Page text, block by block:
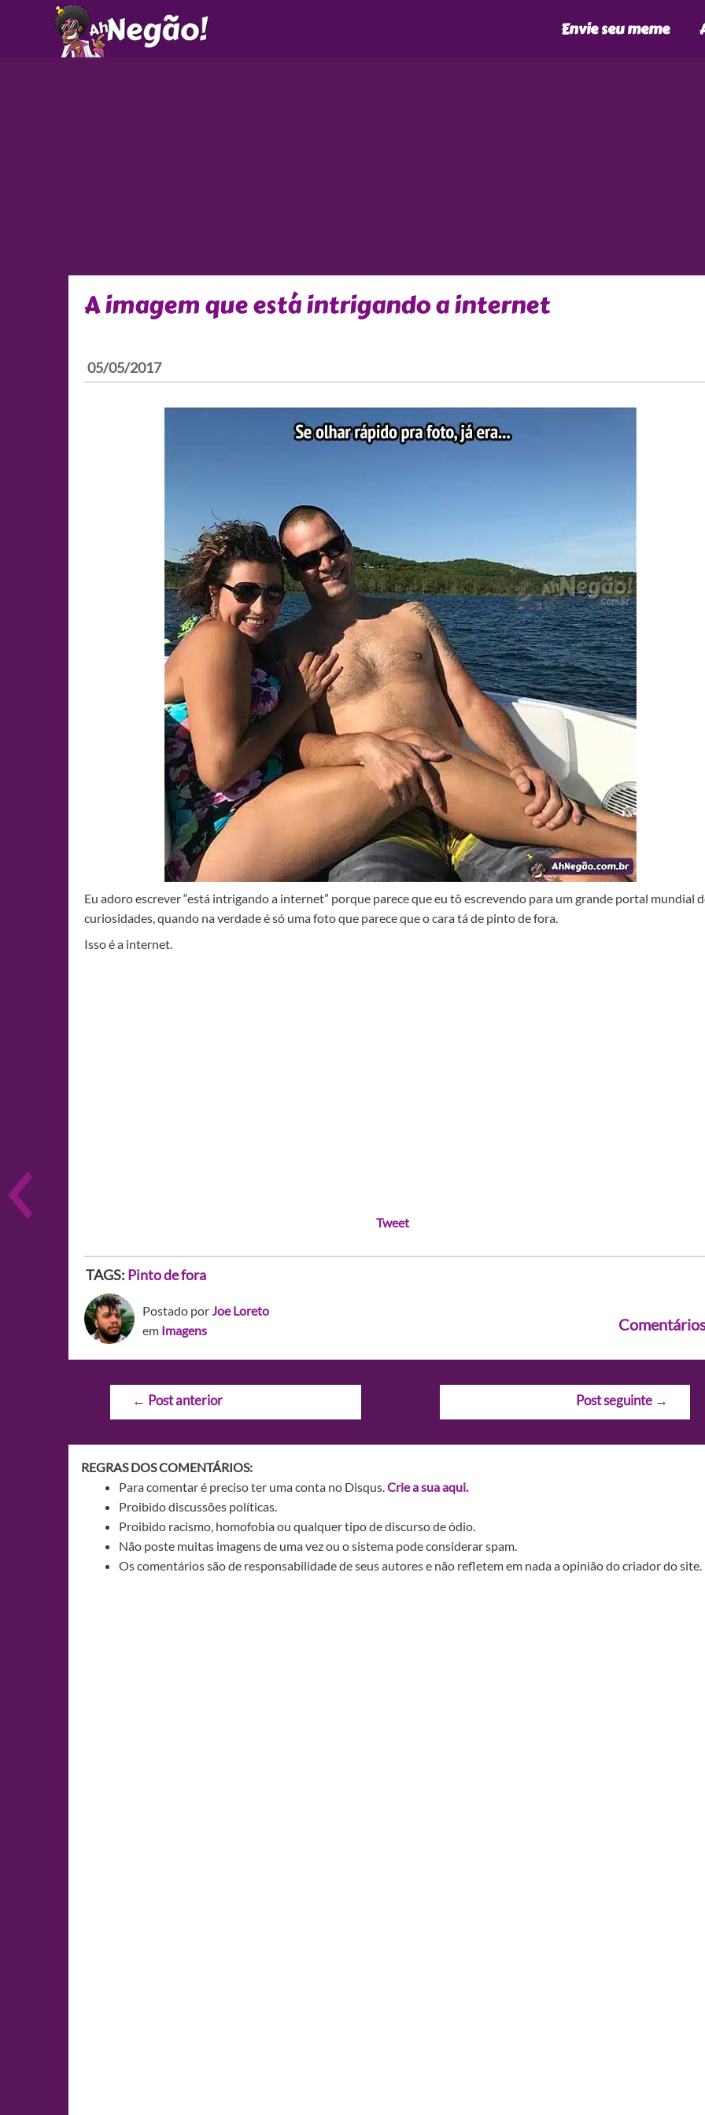
Envie seu meme
A imagem que está intrigando a internet
05/05/2017
Eu adoro escrever “está intrigando a internet” porque parece que eu tô escrevendo para um grande portal mundial
curiosidades, quando na verdade é só uma foto que parece que o cara tá de pinto de fora.
Isso é a internet.
Tweet
TAGS: Pinto de fora
Postado porJoe Loreto
em Imagens
Navegação
← Post anterior Post seguinte →
REGRAS DOS COMENTÁRIOS:
Para comentar é preciso ter uma conta no Disqus.Crie a sua aqui.
Proibido discussões políticas.
Proibido racismo, homofobia ou qualquer tipo de discurso de ódio.
Não poste muitas imagens de uma vez ou o sistema pode considerar spam.
Os comentários são de responsabilidade de seus autores e não refletem em nada a opinião do criador do site.